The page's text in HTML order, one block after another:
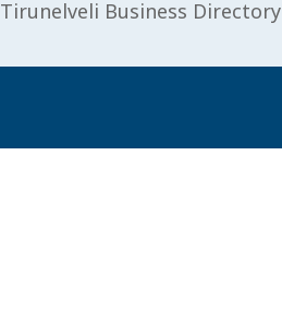
Tirunelveli Business Directory